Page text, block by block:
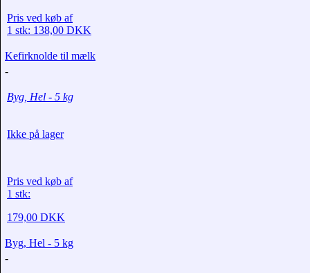
Pris ved køb af
1 stk: 138,00 DKK
Kefirknolde til mælk
-
Byg, Hel - 5 kg
Ikke på lager
Pris ved køb af
1 stk:
179,00 DKK
Byg, Hel - 5 kg
-